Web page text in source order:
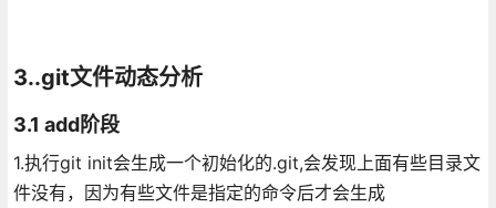
3..git文件动态分析
3.1 add阶段
1.执行git init会生成一个初始化的.git,会发现上面有些目录文
件没有，因为有些文件是指定的命令后才会生成